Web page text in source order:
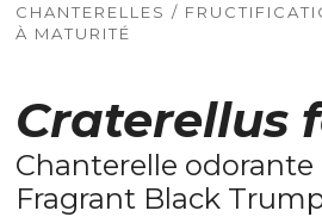
CHANTERELLES /
À MATURITÉ
Craterellus
Chanterelle odorante
Fragrant Black